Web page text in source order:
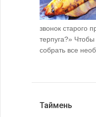
звонок старого
терпуга?» Чтобы
собрать все
Таймень